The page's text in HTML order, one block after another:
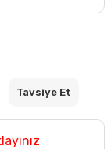
Tavsiye Et